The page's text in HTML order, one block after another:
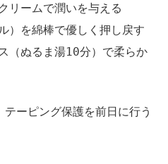
リームで潤いを与える
）を綿棒で優しく押し戻す
（ぬるま湯10分）
で柔らか
テーピング保護を前日に行う